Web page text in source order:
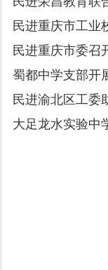
民进重庆市工业
民进重庆市委召
蜀都中学支部开
民进渝北区工委
大足龙水实验中